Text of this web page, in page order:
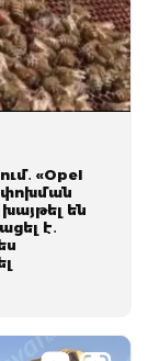
«Opel
են
է․